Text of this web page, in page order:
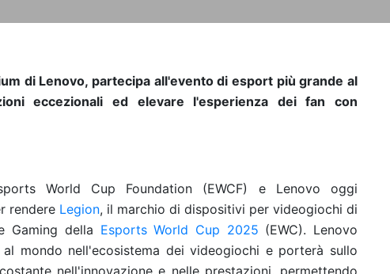
di Lenovo, partecipa all'evento di esport più grande al
eccezionali ed elevare l'esperienza dei fan con
World Cup Foundation (EWCF) e Lenovo oggi
rendere Legion, il marchio di dispositivi per videogiochi di
Gaming della Esports World Cup 2025 (EWC). Lenovo
mondo nell'ecosistema dei videogiochi e porterà sullo
nell'innovazione e nelle prestazioni, permettendo